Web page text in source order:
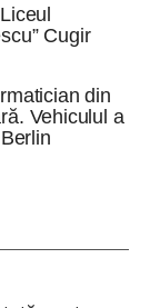
Cugir
din
Vehiculul a